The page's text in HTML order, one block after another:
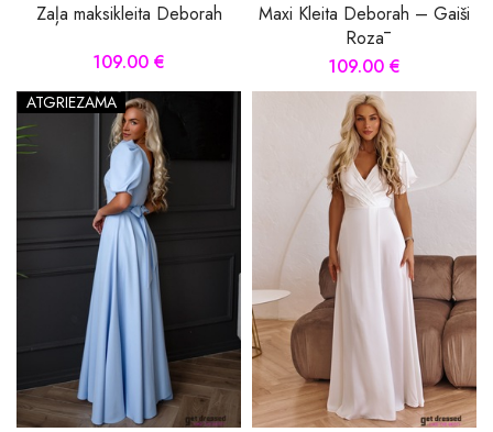
Zaļa maksikleita Deborah
109.00 €
Maxi Kleita Deborah – Gaiši
Rozā
109.00 €
ATGRIEZAMA